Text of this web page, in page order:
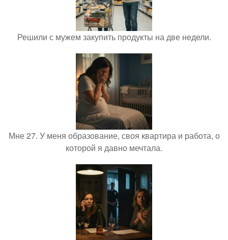
Решили с мужем закупить продукты на две недели.
Мне 27. У меня образование, своя квартира и работа, о
которой я давно мечтала.